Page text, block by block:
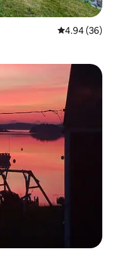
Calificación
4.94 (36)